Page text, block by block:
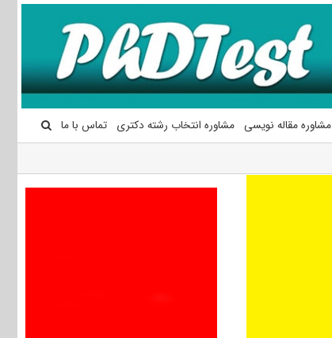
مشاوره مقاله نویسی مشاوره انتخاب رشته دکتری تماس با ما